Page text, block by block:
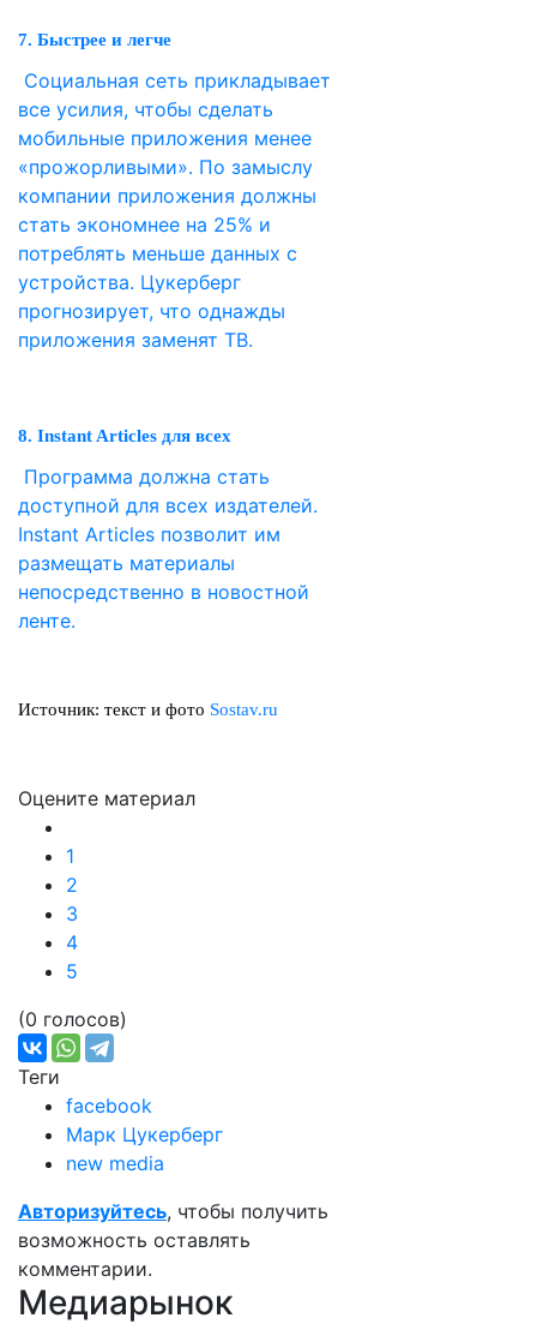
7. Быстрее и легче
Социальная сеть прикладывает
все усилия, чтобы сделать
мобильные приложения менее
«прожорливыми». По замыслу
компании приложения должны
стать экономнее на 25% и
потреблять меньше данных с
устройства. Цукерберг
прогнозирует, что однажды
приложения заменят ТВ.
8. Instant Articles для всех
Программа должна стать
доступной для всех издателей.
Instant Articles позволит им
размещать материалы
непосредственно в новостной
ленте.
Источник: текст и фото Sostav.ru
Оцените материал
1
2
3
4
5
(0 голосов)
Теги
facebook
Марк Цукерберг
new media
Авторизуйтесь, чтобы получить
возможность оставлять
комментарии.
Медиарынок